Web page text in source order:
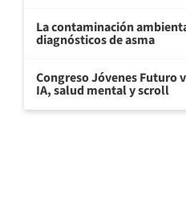
La contaminación
diagnósticos de asma
Congreso Jóvenes Futuro
IA, salud mental y scroll